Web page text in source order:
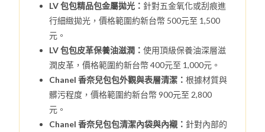
LV 包包精品包金屬拋光： 針對五金氧化或刮痕進
行細緻拋光，價格範圍約新台幣 500元至 1,500
元。
LV 包包皮革保養油滋潤：使用頂級保養油深層滋
潤皮革，價格範圍約新台幣 400元至 1,000元。
Chanel 香奈兒包包外觀與表層清潔：根據材質與
髒污程度，價格範圍約新台幣 900元至 2,800
元。
Chanel 香奈兒包包清潔內袋與內襯： 針對內部的